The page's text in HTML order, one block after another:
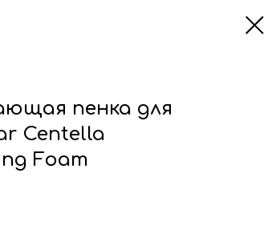
пенка для
Centella
Foam